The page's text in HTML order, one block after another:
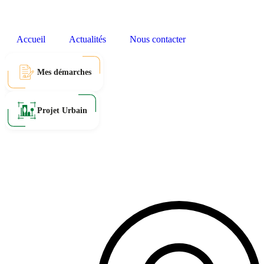
Accueil Actualités Nous contacter
Mes démarches
Projet Urbain